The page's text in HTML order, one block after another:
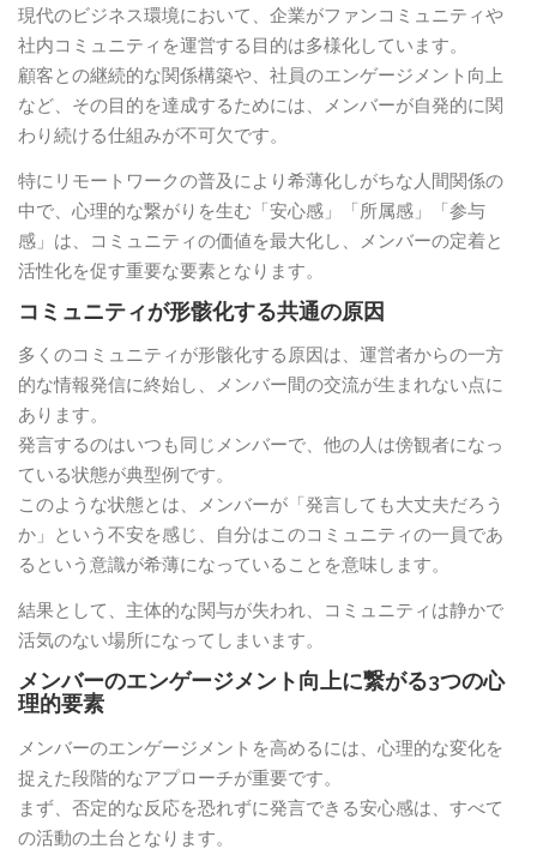
現代のビジネス環境において、企業がファンコミュニティや
社内コミュニティを運営する目的は多様化しています。
顧客との継続的な関係構築や、社員のエンゲージメント向上
など、その目的を達成するためには、メンバーが自発的に関
わり続ける仕組みが不可欠です。
特にリモートワークの普及により希薄化しがちな人間関係の
中で、心理的な繋がりを生む「安心感」「所属感」「参与
感」は、コミュニティの価値を最大化し、メンバーの定着と
活性化を促す重要な要素となります。
コミュニティが形骸化する共通の原因
多くのコミュニティが形骸化する原因は、運営者からの一方
的な情報発信に終始し、メンバー間の交流が生まれない点に
あります。
発言するのはいつも同じメンバーで、他の人は傍観者になっ
ている状態が典型例です。
このような状態とは、メンバーが「発言しても大丈夫だろう
か」という不安を感じ、自分はこのコミュニティの一員であ
るという意識が希薄になっていることを意味します。
結果として、主体的な関与が失われ、コミュニティは静かで
活気のない場所になってしまいます。
メンバーのエンゲージメント向上に繋がる3つの心
理的要素
メンバーのエンゲージメントを高めるには、心理的な変化を
捉えた段階的なアプローチが重要です。
まず、否定的な反応を恐れずに発言できる安心感は、すべて
の活動の土台となります。